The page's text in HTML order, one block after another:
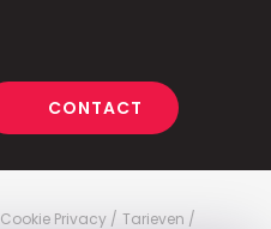
CONTACT
Cookie Privacy Tarieven